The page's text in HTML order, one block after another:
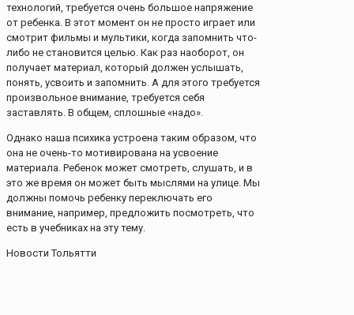
технологий, требуется очень большое напряжение
от ребенка. В этот момент он не просто играет или
смотрит фильмы и мультики, когда запомнить что-
либо не становится целью. Как раз наоборот, он
получает материал, который должен услышать,
понять, усвоить и запомнить. А для этого требуется
произвольное внимание, требуется себя
заставлять. В общем, сплошные «надо».
Однако наша психика устроена таким образом, что
она не очень-то мотивирована на усвоение
материала. Ребенок может смотреть, слушать, и в
это же время он может быть мыслями на улице. Мы
должны помочь ребенку переключать его
внимание, например, предложить посмотреть, что
есть в учебниках на эту тему.
Новости Тольятти